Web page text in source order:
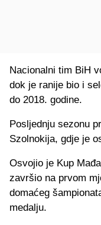
Nacionalni tim BiH
dok je ranije bio i
do 2018. godine.
Posljednju sezonu
Szolnokija, gdje je
Osvojio je Kup
završio na prvom
domaćeg
medalju.